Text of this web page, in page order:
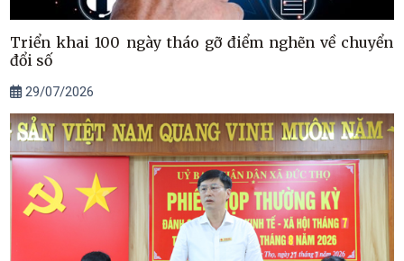
Triển khai 100 ngày tháo gỡ điểm nghẽn về chuyển
đổi số
29/07/2026